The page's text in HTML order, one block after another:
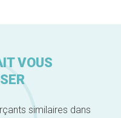
VOUS
similaires dans